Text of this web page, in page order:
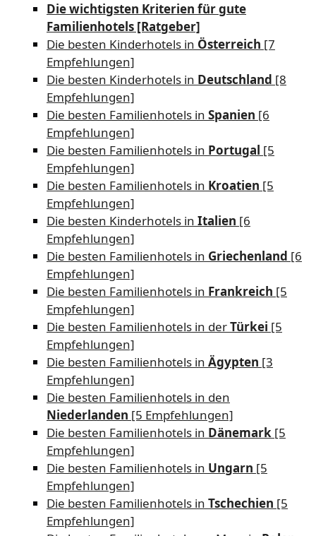
Die wichtigsten Kriterien für gute
Familienhotels [Ratgeber]
Die besten Kinderhotels in Österreich [7
Empfehlungen]
Die besten Kinderhotels in Deutschland [8
Empfehlungen]
Die besten Familienhotels in Spanien [6
Empfehlungen]
Die besten Familienhotels in Portugal [5
Empfehlungen]
Die besten Familienhotels in Kroatien [5
Empfehlungen]
Die besten Kinderhotels in Italien [6
Empfehlungen]
Die besten Familienhotels in Griechenland [6
Empfehlungen]
Die besten Familienhotels in Frankreich [5
Empfehlungen]
Die besten Familienhotels in derTürkei [5
Empfehlungen]
Die besten Familienhotels in Ägypten [3
Empfehlungen]
Die besten Familienhotels in den
Niederlanden [5 Empfehlungen]
Die besten Familienhotels in Dänemark [5
Empfehlungen]
Die besten Familienhotels in Ungarn [5
Empfehlungen]
Die besten Familienhotels in Tschechien [5
Empfehlungen]